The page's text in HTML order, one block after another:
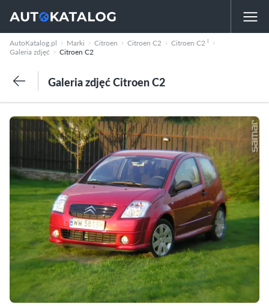
AutoKatalog.pl Marki Citroen Citroen C2 Citroen C2 I
Galeria zdjęć Citroen C2
Galeria zdjęć Citroen C2